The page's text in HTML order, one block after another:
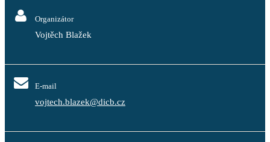
Organizátor
Vojtěch Blažek
E-mail
vojtech.blazek@dicb.cz